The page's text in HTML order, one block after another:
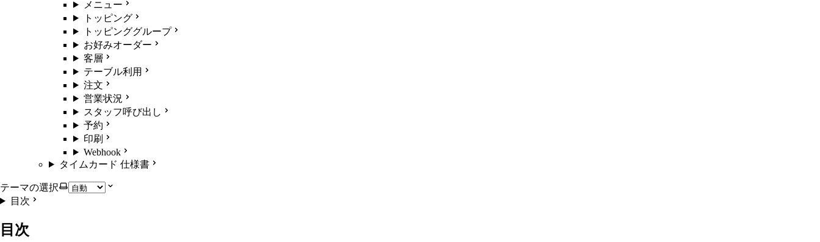
メニュー
トッピング
トッピンググループ
お好みオーダー
客層
テーブル利用
注文
営業状況
スタッフ呼び出し
予約
印刷
Webhook
タイムカード 仕様書
テーマの選択
目次
目次